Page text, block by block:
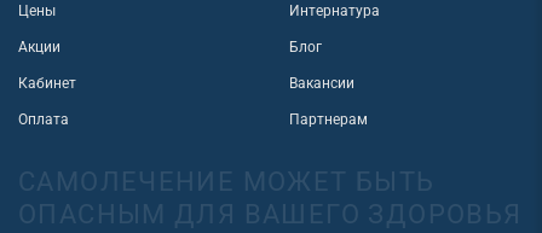
Цены
Акции
Кабинет
Оплата
Интернатура
Блог
Вакансии
Партнерам
САМОЛЕЧЕНИЕ МОЖЕТ БЫТЬ
ОПАСНЫМ ДЛЯ ВАШЕГО ЗДОРОВЬЯ